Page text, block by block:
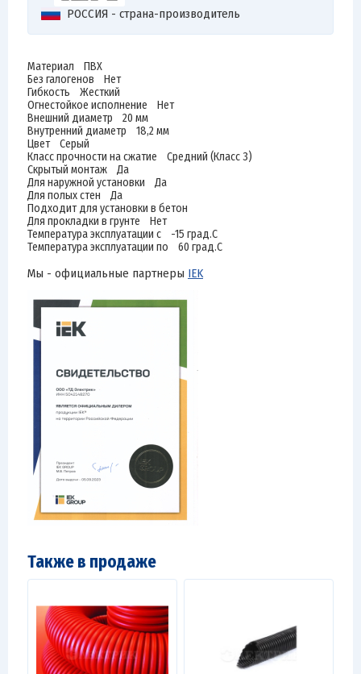
РОССИЯ - страна-производитель
Материал ПВХ
Без галогенов Нет
Гибкость Жесткий
Огнестойкое исполнение Нет
Внешний диаметр 20 мм
Внутренний диаметр 18,2 мм
Цвет Серый
Класс прочности на сжатие Средний (Класс 3)
Скрытый монтаж Да
Для наружной установки Да
Для полых стен Да
Подходит для установки в бетон
Для прокладки в грунте Нет
Температура эксплуатации с -15 град.C
Температура эксплуатации по 60 град.C
Мы - официальные партнеры IEK
Также в продаже